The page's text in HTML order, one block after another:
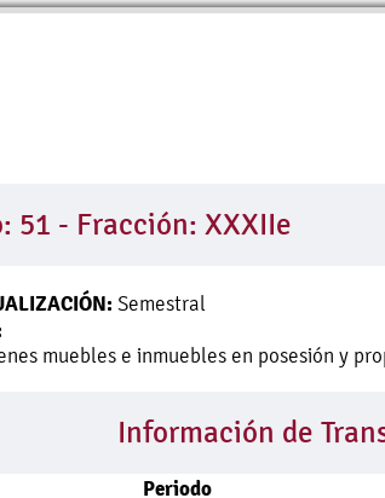
51 - Fracción: XXXIIe
Semestral
muebles e inmuebles en posesión y
Información de
Periodo